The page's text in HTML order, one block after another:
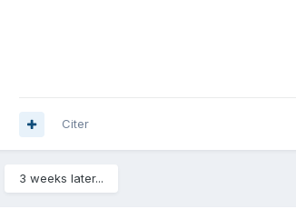
Citer
3 weeks later...